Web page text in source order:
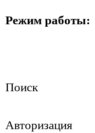
Режим работы:
Поиск
Авторизация